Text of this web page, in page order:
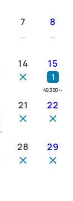
7 8
14 15
1
40,300 ～
～
21 22
28 29